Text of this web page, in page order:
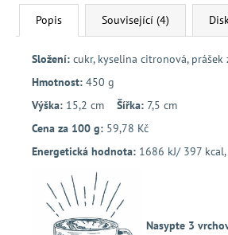
Popis Související (4)
Složení: cukr, kyselina citronová,
Hmotnost: 450 g
Výška: 15,2 cm Šířka: 7,5 cm
Cena za 100 g: 59,78 Kč
Energetická hodnota: 1686 kJ/ 397
Nasypte 3